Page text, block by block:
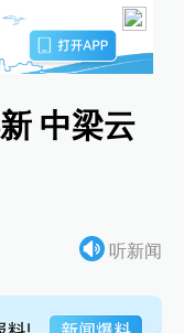
中梁云
听新闻